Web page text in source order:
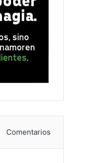
Comentarios